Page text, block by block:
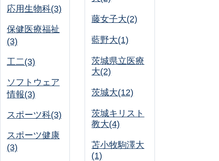
応用生物科(3)
保健医療福祉
(3)
工二(3)
ソフトウェア
情報(3)
スポーツ科(3)
スポーツ健康
(3)
藤女子大(2)
藍野大(1)
茨城県立医療
大(2)
茨城大(12)
茨城キリスト
教大(4)
苫小牧駒澤大
(1)